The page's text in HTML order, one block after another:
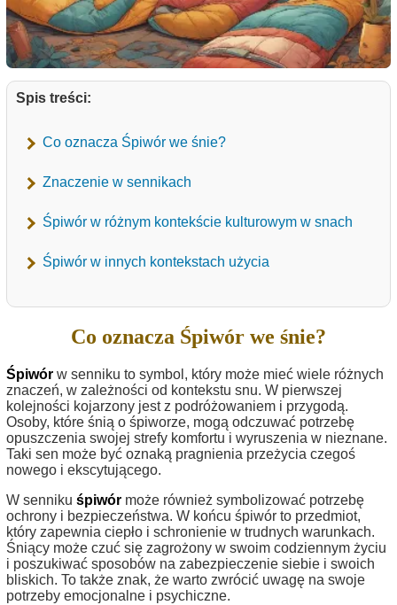
Spis treści:
Co oznacza Śpiwór we śnie?
Znaczenie w sennikach
Śpiwór w różnym kontekście kulturowym w snach
Śpiwór w innych kontekstach użycia
Co oznacza Śpiwór we śnie?
Śpiwór w senniku to symbol, który może mieć wiele różnych
znaczeń, w zależności od kontekstu snu. W pierwszej
kolejności kojarzony jest z podróżowaniem i przygodą.
Osoby, które śnią o śpiworze, mogą odczuwać potrzebę
opuszczenia swojej strefy komfortu i wyruszenia w nieznane.
Taki sen może być oznaką pragnienia przeżycia czegoś
nowego i ekscytującego.
W senniku śpiwór może również symbolizować potrzebę
ochrony i bezpieczeństwa. W końcu śpiwór to przedmiot,
który zapewnia ciepło i schronienie w trudnych warunkach.
Śniący może czuć się zagrożony w swoim codziennym życiu
i poszukiwać sposobów na zabezpieczenie siebie i swoich
bliskich. To także znak, że warto zwrócić uwagę na swoje
potrzeby emocjonalne i psychiczne.